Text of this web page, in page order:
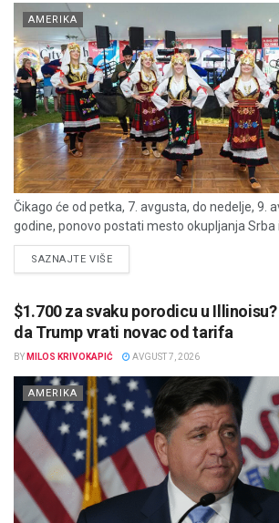
AMERIKA
Čikago će od petka, 7. avgusta, do nedelje, 9.
godine, ponovo postati mesto okupljanja Srba i
SAZNAJTE VIŠEDETAILS
$1.700 za svaku porodicu u
da Trump vrati novac od tarifa
BY MILOS KRIVOKAPIĆ AVGUST 7, 2026
AMERIKA